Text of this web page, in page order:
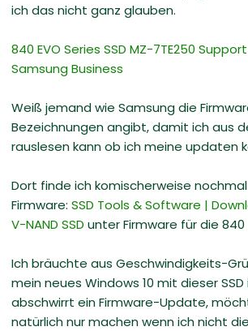
ich das nicht ganz glauben.
840 EVO Series SSD MZ-7TE250
Samsung Business
Weiß jemand wie Samsung die
Bezeichnungen angibt, damit ich aus
rauslesen kann ob ich meine updaten
Dort finde ich komischerweise
Firmware: SSD Tools & Software |
V-NAND SSD unter Firmware für die 840
Ich bräuchte aus Geschwindigkeits-
mein neues Windows 10 mit dieser
abschwirrt ein Firmware-Update,
natürlich nur machen wenn ich nicht